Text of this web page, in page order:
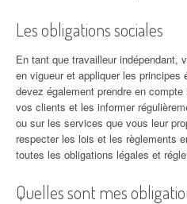
Les obligations sociales
En tant que travailleur indépendant,
en vigueur et appliquer les principes
devez également prendre en
vos clients et les informer
ou sur les services que vous leur
respecter les lois et les règlements
toutes les obligations légales et
Quelles sont mes